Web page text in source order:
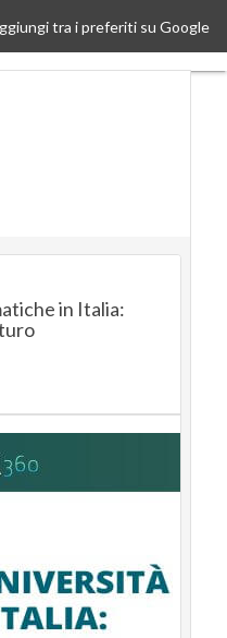
tra i preferiti su Google
in Italia: